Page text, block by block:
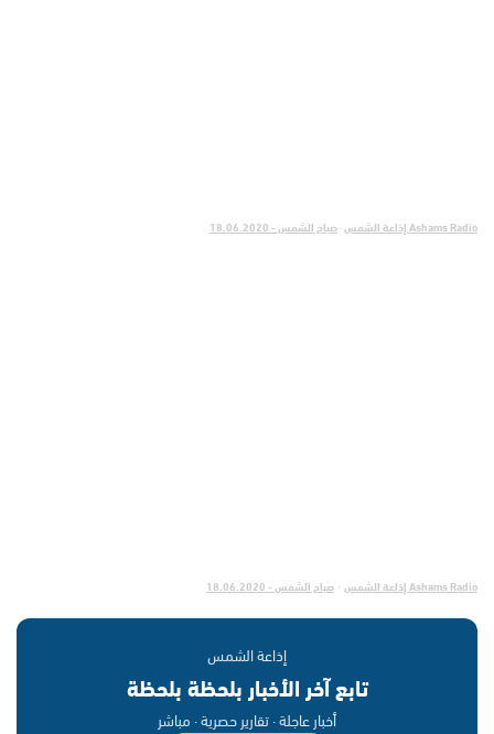
Ashams Radio إذاعة الشمس ·صباح الشمس - 18.06.2020
Ashams Radio إذاعة الشمس · صباح الشمس - 18.06.2020
إذاعة الشمس
تابع آخر الأخبار بلحظة بلحظة
أخبار عاجلة · تقارير حصرية · مباشر